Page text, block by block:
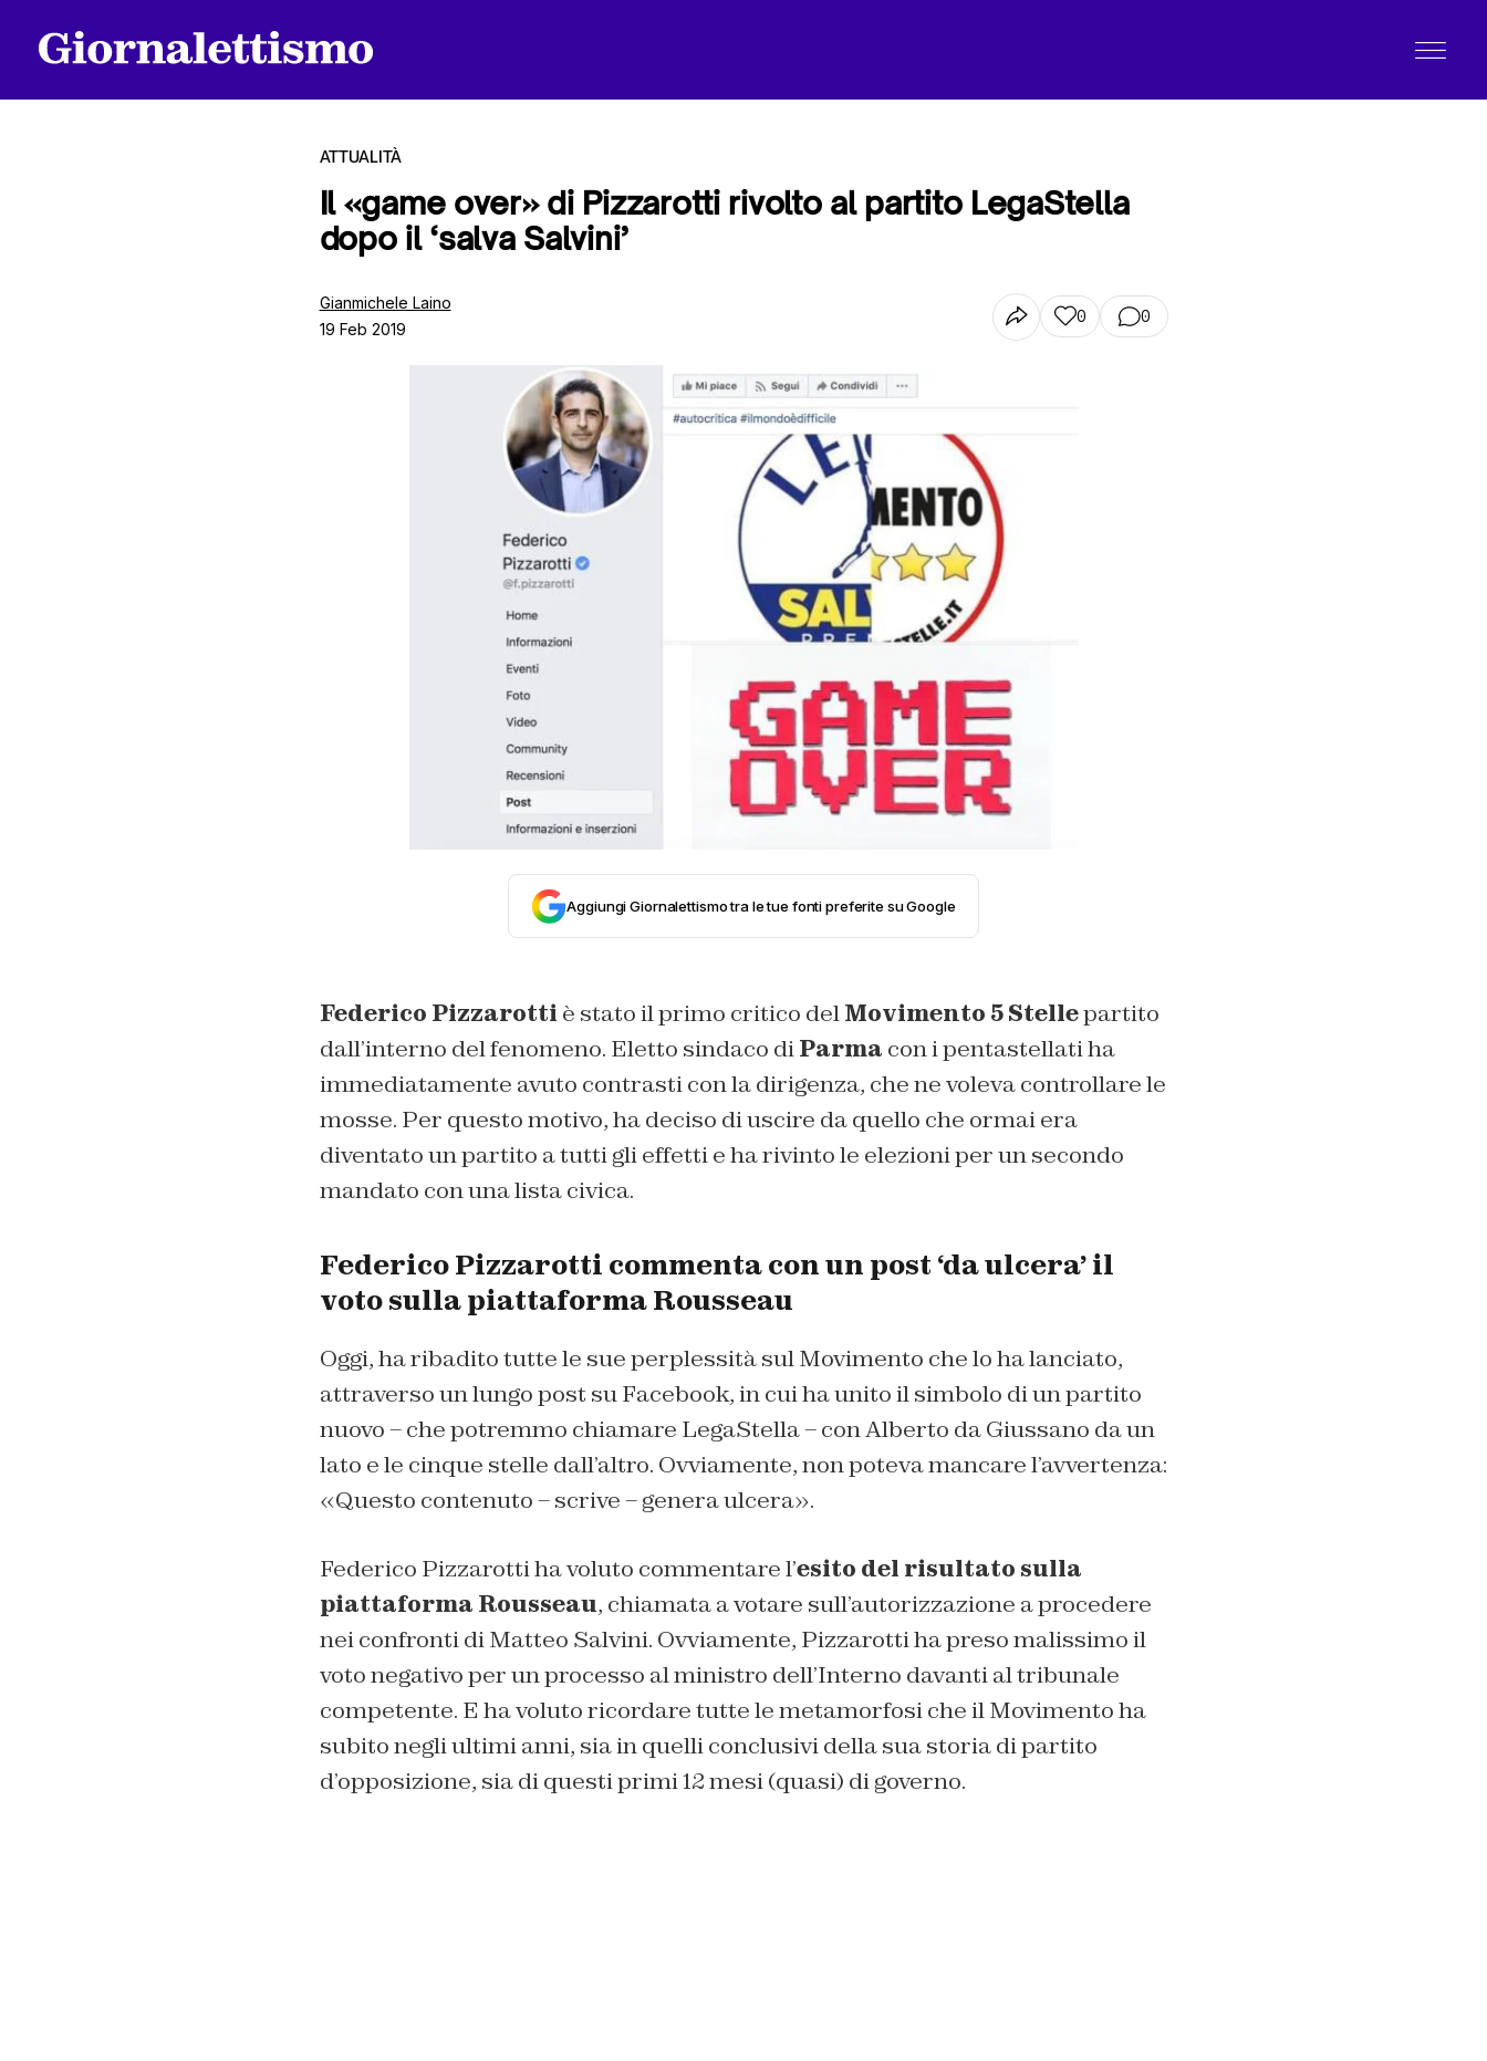
ATTUALITÀ
Il «game over» di Pizzarotti rivolto al partito LegaStella
dopo il ‘salva Salvini’
Gianmichele Laino
19 Feb 2019
0 0
Aggiungi Giornalettismo tra le tue fonti preferite su Google
Federico Pizzarotti è stato il primo critico delMovimento 5 Stellepartito
dall’interno del fenomeno. Eletto sindaco diParma con i pentastellati ha
immediatamente avuto contrasti con la dirigenza, che ne voleva controllare le
mosse. Per questo motivo, ha deciso di uscire da quello che ormai era
diventato un partito a tutti gli effetti e ha rivinto le elezioni per un secondo
mandato con una lista civica.
Federico Pizzarotti commenta con un post ‘da ulcera’ il
voto sulla piattaforma Rousseau
Oggi, ha ribadito tutte le sue perplessità sul Movimento che lo ha lanciato,
attraverso un lungo post su Facebook, in cui ha unito il simbolo di un partito
nuovo – che potremmo chiamare LegaStella – con Alberto da Giussano da un
lato e le cinque stelle dall’altro. Ovviamente, non poteva mancare l’avvertenza:
«Questo contenuto – scrive – genera ulcera».
Federico Pizzarotti ha voluto commentare l’esito del risultato sulla
piattaforma Rousseau, chiamata a votare sull’autorizzazione a procedere
nei confronti di Matteo Salvini. Ovviamente, Pizzarotti ha preso malissimo il
voto negativo per un processo al ministro dell’Interno davanti al tribunale
competente. E ha voluto ricordare tutte le metamorfosi che il Movimento ha
subito negli ultimi anni, sia in quelli conclusivi della sua storia di partito
d’opposizione, sia di questi primi 12 mesi (quasi) di governo.